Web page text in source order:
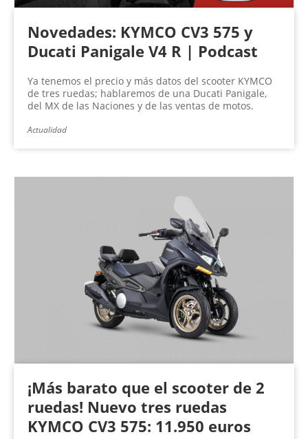
Novedades: KYMCO CV3 575 y
Ducati Panigale V4 R | Podcast
Ya tenemos el precio y más datos del scooter KYMCO
de tres ruedas; hablaremos de una Ducati Panigale,
del MX de las Naciones y de las ventas de motos.
Actualidad
¡Más barato que el scooter de 2
ruedas! Nuevo tres ruedas
KYMCO CV3 575: 11.950 euros